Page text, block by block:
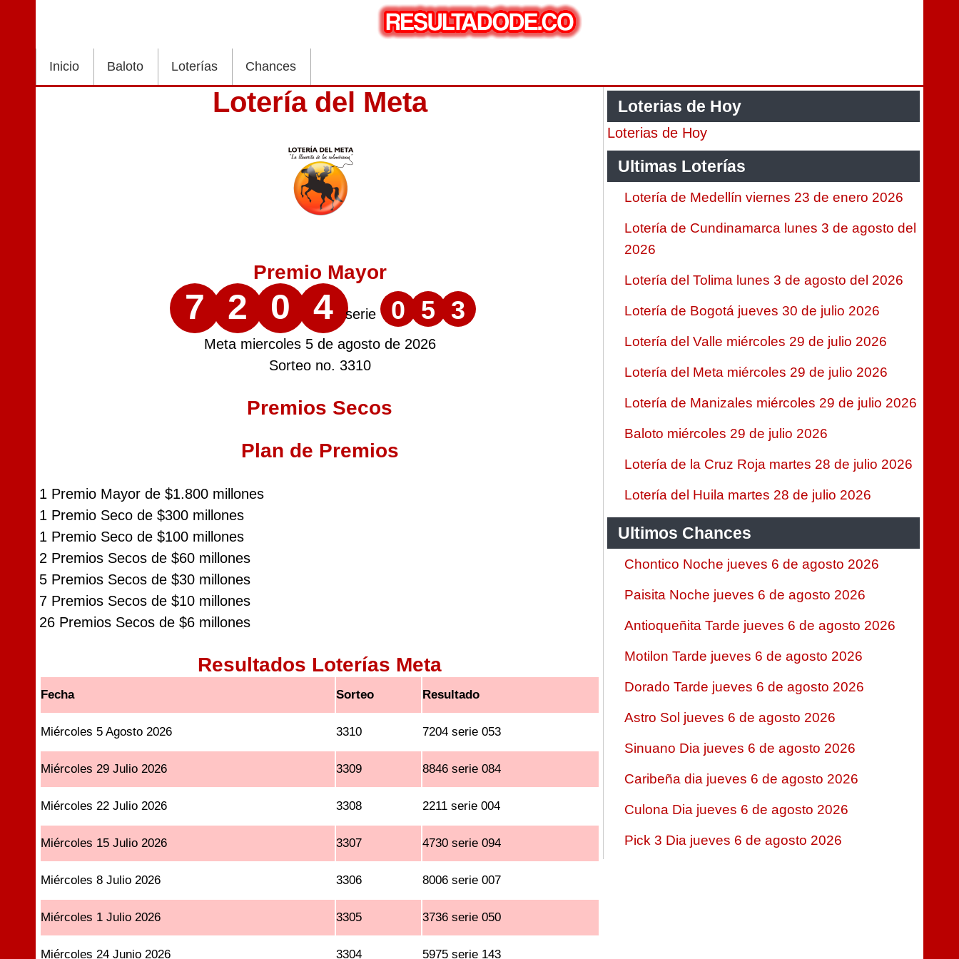
Inicio Baloto Loterías Chances
Lotería del Meta
Premio Mayor
7 2 0 4 serie 0 5 3
Meta miercoles 5 de agosto de 2026
Sorteo no. 3310
Premios Secos
Plan de Premios
1 Premio Mayor de $1.800 millones
1 Premio Seco de $300 millones
1 Premio Seco de $100 millones
2 Premios Secos de $60 millones
5 Premios Secos de $30 millones
7 Premios Secos de $10 millones
26 Premios Secos de $6 millones
Resultados Loterías Meta
Fecha Sorteo Resultado
Miércoles 5 Agosto 2026 3310 7204 serie 053
Miércoles 29 Julio 2026 3309 8846 serie 084
Miércoles 22 Julio 2026 3308 2211 serie 004
Miércoles 15 Julio 2026 3307 4730 serie 094
Miércoles 8 Julio 2026 3306 8006 serie 007
Miércoles 1 Julio 2026 3305 3736 serie 050
Miércoles 24 Junio 2026 3304 5975 serie 143
Loterias de Hoy
Loterias de Hoy
Ultimas Loterías
Lotería de Medellín viernes 23 de enero 2026
Lotería de Cundinamarca lunes 3 de agosto del
2026
Lotería del Tolima lunes 3 de agosto del 2026
Lotería de Bogotá jueves 30 de julio 2026
Lotería del Valle miércoles 29 de julio 2026
Lotería del Meta miércoles 29 de julio 2026
Lotería de Manizales miércoles 29 de julio 2026
Baloto miércoles 29 de julio 2026
Lotería de la Cruz Roja martes 28 de julio 2026
Lotería del Huila martes 28 de julio 2026
Ultimos Chances
Chontico Noche jueves 6 de agosto 2026
Paisita Noche jueves 6 de agosto 2026
Antioqueñita Tarde jueves 6 de agosto 2026
Motilon Tarde jueves 6 de agosto 2026
Dorado Tarde jueves 6 de agosto 2026
Astro Sol jueves 6 de agosto 2026
Sinuano Dia jueves 6 de agosto 2026
Caribeña dia jueves 6 de agosto 2026
Culona Dia jueves 6 de agosto 2026
Pick 3 Dia jueves 6 de agosto 2026